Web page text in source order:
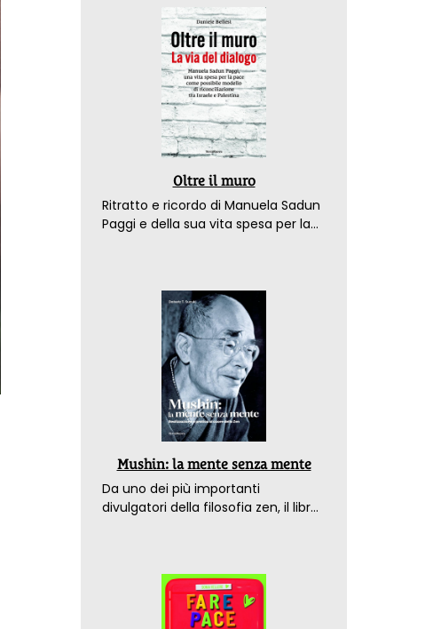
Oltre il muro
Ritratto e ricordo di Manuela Sadun
Paggi e della sua vita spesa per la
Mushin: la mente senza mente
Da uno dei più importanti
divulgatori della filosofia zen, il libro